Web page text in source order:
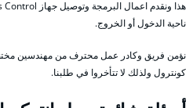
ناحية الدخول أو الخروج.
نؤمن فريق وكادر عمل محترف من مهندسين
كونترول ولذلك لا تتأخروا في طلبنا.